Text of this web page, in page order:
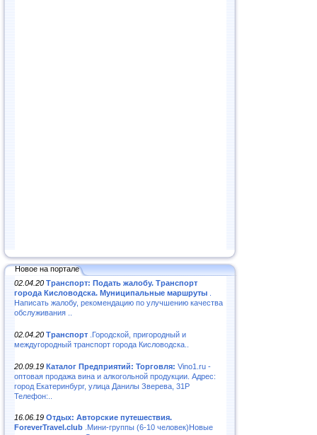
Новое на портале
02.04.20 Транспорт: Подать жалобу. Транспорт
города Кисловодска. Муниципальные маршруты
Написать жалобу, рекомендацию по улучшению качества
обслуживания ..
02.04.20 Транспорт .Городской, пригородный и
междугородный транспорт города Кисловодска..
20.09.19 Каталог Предприятий: Торговля: Vino1.ru -
оптовая продажа вина и алкогольной продукции. Адрес:
город Екатеринбург, улица Данилы Зверева, 31Р
Телефон:..
16.06.19 Отдых: Авторские путешествия.
ForeverTravel.club .Мини-группы (6-10 человек)Новые